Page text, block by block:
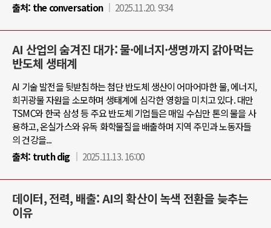
출처: the conversation 2025.11.20. 9:34
AI 산업의 숨겨진 대가: 물·에너지·생명까지 갉아먹는
반도체 생태계
AI 기술 발전을 뒷받침하는 첨단 반도체 생산이 어마어마한 물, 에너지,
희귀광물 자원을 소모하며 생태계에 심각한 영향을 미치고 있다. 대만
TSMC와 한국 삼성 등 주요 반도체 기업들은 매일 수십만 톤의 물을 사
용하고, 온실가스와 유독 화학물질을 배출하며 지역 주민과 노동자들
의 건강을...
출처: truth dig 2025.11.13. 16:00
데이터, 전력, 배출: AI의 확산이 녹색 전환을 늦추는
이유